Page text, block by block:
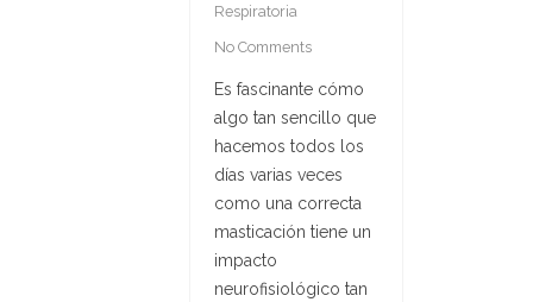
Respiratoria
No Comments
Es fascinante cómo
algo tan sencillo que
hacemos todos los
días varias veces
como una correcta
masticación tiene un
impacto
neurofisiológico tan